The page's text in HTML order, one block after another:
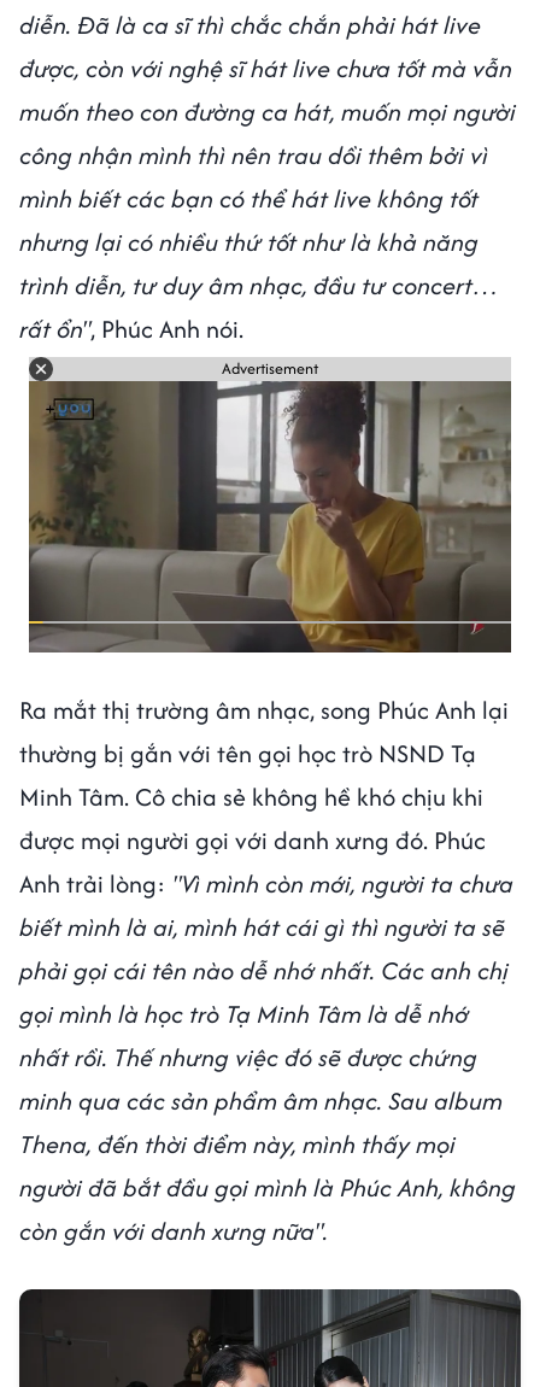
diễn. Đã là ca sĩ thì chắc chắn phải hát live
được, còn với nghệ sĩ hát live chưa tốt mà vẫn
muốn theo con đường ca hát, muốn mọi người
công nhận mình thì nên trau dồi thêm bởi vì
mình biết các bạn có thể hát live không tốt
nhưng lại có nhiều thứ tốt như là khả năng
trình diễn, tư duy âm nhạc, đầu tư concert…
rất ổn", Phúc Anh nói.
Advertisement
Ra mắt thị trường âm nhạc, song Phúc Anh lại
thường bị gắn với tên gọi học trò NSND Tạ
Minh Tâm. Cô chia sẻ không hề khó chịu khi
được mọi người gọi với danh xưng đó. Phúc
Anh trải lòng: "Vì mình còn mới, người ta chưa
biết mình là ai, mình hát cái gì thì người ta sẽ
phải gọi cái tên nào dễ nhớ nhất. Các anh chị
gọi mình là học trò Tạ Minh Tâm là dễ nhớ
nhất rồi. Thế nhưng việc đó sẽ được chứng
minh qua các sản phẩm âm nhạc. Sau album
Thena, đến thời điểm này, mình thấy mọi
người đã bắt đầu gọi mình là Phúc Anh, không
còn gắn với danh xưng nữa".